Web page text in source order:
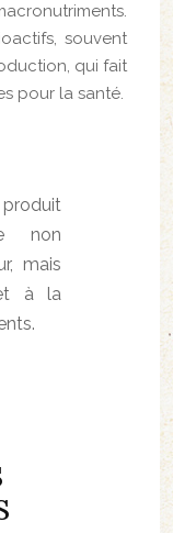
souvent
qui fait
pour la santé.
produit
non
mais
à la